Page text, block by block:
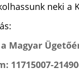
neki a
Magyar
11715007-